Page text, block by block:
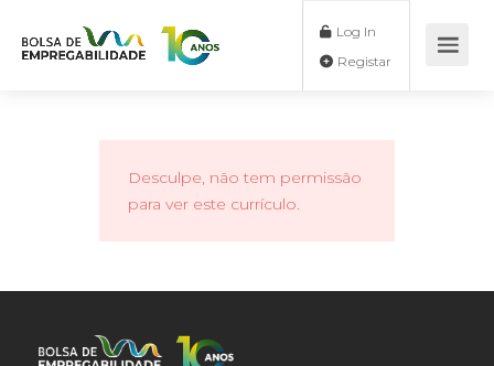
Log In
Desculpe, não tem permissão
para ver este currículo.